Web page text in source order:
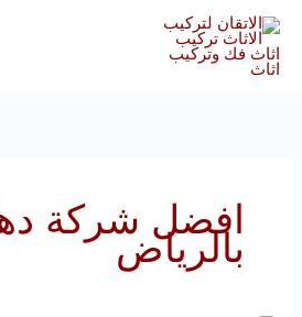
تخطي
إلى
المحتوى
افضل شركة
بالرياض